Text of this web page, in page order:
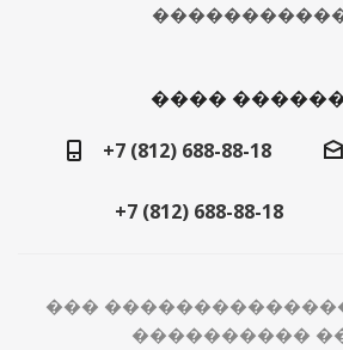
����
+7 (812) 688-88-18
+7 (812) 688-88-18
���
����������